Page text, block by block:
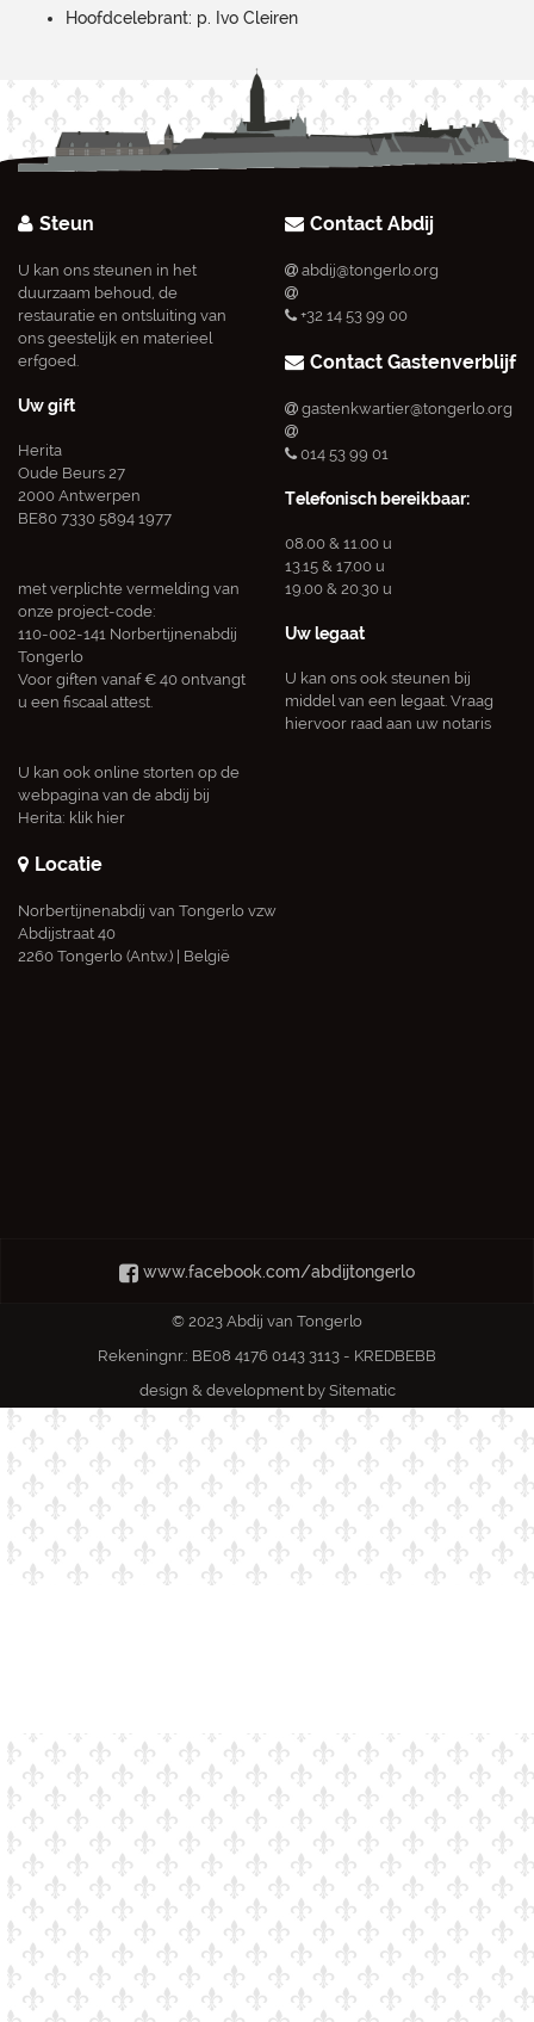
Hoofdcelebrant: p. Ivo Cleiren
Steun
U kan ons steunen in het
duurzaam behoud, de
restauratie en ontsluiting van
ons geestelijk en materieel
erfgoed.
Uw gift
Herita
Oude Beurs 27
2000 Antwerpen
BE80 7330 5894 1977
met verplichte vermelding van
onze project-code:
110-002-141 Norbertijnenabdij
Tongerlo
Voor giften vanaf € 40 ontvangt
u een fiscaal attest.
U kan ook online storten op de
webpagina van de abdij bij
Herita: klik hier
Contact Abdij
abdij@tongerlo.org
+32 14 53 99 00
Contact Gastenverblijf
gastenkwartier@tongerlo.org
014 53 99 01
Telefonisch bereikbaar:
08.00 & 11.00 u
13.15 & 17.00 u
19.00 & 20.30 u
Uw legaat
U kan ons ook steunen bij
middel van een legaat. Vraag
hiervoor raad aan uw notaris
Locatie
Norbertijnenabdij van Tongerlo vzw
Abdijstraat 40
2260 Tongerlo (Antw.) | België
www.facebook.com/abdijtongerlo
© 2023 Abdij van Tongerlo
Rekeningnr.: BE08 4176 0143 3113 - KREDBEBB
design & development by Sitematic